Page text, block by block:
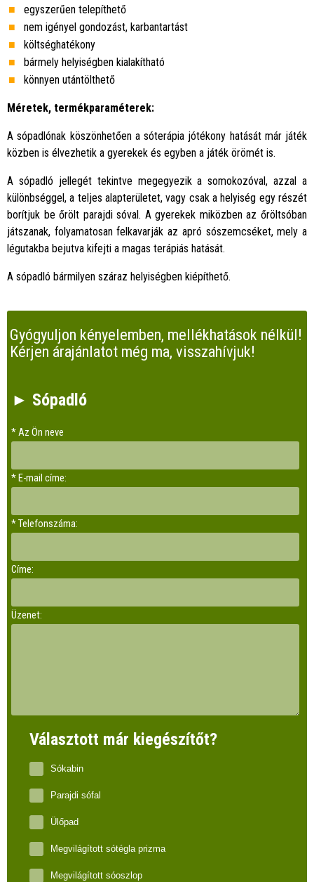
egyszerűen telepíthető
nem igényel gondozást, karbantartást
költséghatékony
bármely helyiségben kialakítható
könnyen utántölthető
Méretek, termékparaméterek:
A sópadlónak köszönhetően a sóterápia jótékony hatását már játék
közben is élvezhetik a gyerekek és egyben a játék örömét is.
A sópadló jellegét tekintve megegyezik a somokozóval, azzal a
különbséggel, a teljes alapterületet, vagy csak a helyiség egy részét
borítjuk be őrölt parajdi sóval. A gyerekek miközben az őröltsóban
játszanak, folyamatosan felkavarják az apró sószemcséket, mely a
légutakba bejutva kifejti a magas terápiás hatását.
A sópadló bármilyen száraz helyiségben kiépíthető.
Gyógyuljon kényelemben, mellékhatások nélkül!
Kérjen árajánlatot még ma, visszahívjuk!
► Sópadló
* Az Ön neve
* E-mail címe:
* Telefonszáma:
Címe:
Üzenet:
Választott már kiegészítőt?
Sókabin
Parajdi sófal
Ülőpad
Megvilágított sótégla prizma
Megvilágított sóoszlop